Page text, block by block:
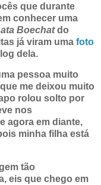
que durante
conhecer uma
Boechatdo
já viram uma foto
dela.
pessoa muito
me deixou muito
rolou solto por
nos
agora em diante,
minha filha está
tão
eis que chego em